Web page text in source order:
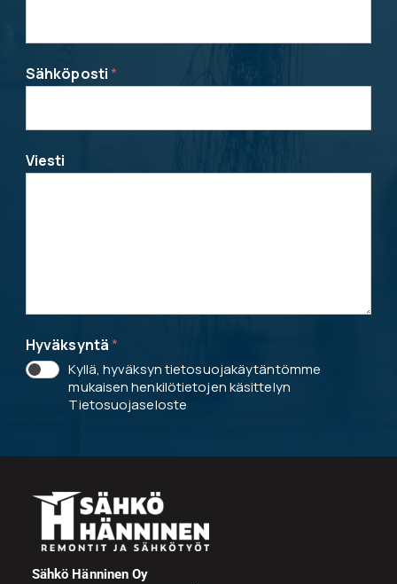
Sähköposti*
Viesti
Hyväksyntä*
Kyllä, hyväksyn tietosuojakäytäntömme
mukaisen henkilötietojen käsittelyn
Tietosuojaseloste
Sähkö Hänninen Oy